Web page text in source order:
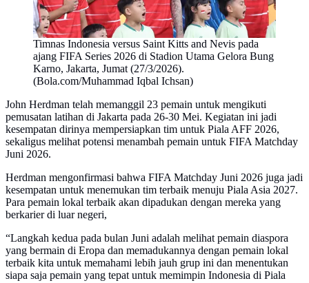
Timnas Indonesia versus Saint Kitts and Nevis pada
ajang FIFA Series 2026 di Stadion Utama Gelora Bung
Karno, Jakarta, Jumat (27/3/2026).
(Bola.com/Muhammad Iqbal Ichsan)
John Herdman telah memanggil 23 pemain untuk mengikuti
pemusatan latihan di Jakarta pada 26-30 Mei. Kegiatan ini jadi
kesempatan dirinya mempersiapkan tim untuk Piala AFF 2026,
sekaligus melihat potensi menambah pemain untuk FIFA Matchday
Juni 2026.
Herdman mengonfirmasi bahwa FIFA Matchday Juni 2026 juga jadi
kesempatan untuk menemukan tim terbaik menuju Piala Asia 2027.
Para pemain lokal terbaik akan dipadukan dengan mereka yang
berkarier di luar negeri,
“Langkah kedua pada bulan Juni adalah melihat pemain diaspora
yang bermain di Eropa dan memadukannya dengan pemain lokal
terbaik kita untuk memahami lebih jauh grup ini dan menentukan
siapa saja pemain yang tepat untuk memimpin Indonesia di Piala